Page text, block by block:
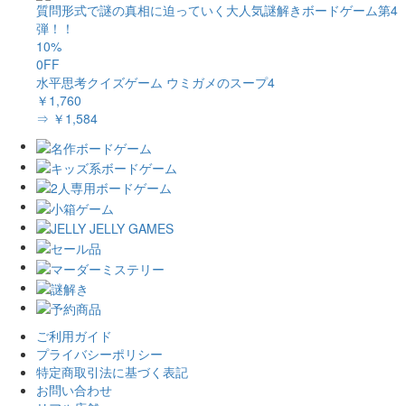
質問形式で謎の真相に迫っていく大人気謎解きボードゲーム第4
弾！！
10%
0FF
水平思考クイズゲーム ウミガメのスープ4
￥1,760
⇒ ￥1,584
ご利用ガイド
プライバシーポリシー
特定商取引法に基づく表記
お問い合わせ